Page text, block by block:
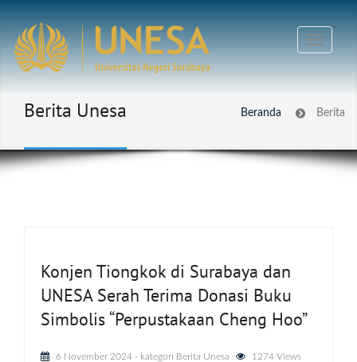
Berita Unesa Beranda Berita
Konjen Tiongkok di Surabaya dan
UNESA Serah Terima Donasi Buku
Simbolis “Perpustakaan Cheng Hoo”
6 November 2024 - kategori Berita Unesa
1274 Views